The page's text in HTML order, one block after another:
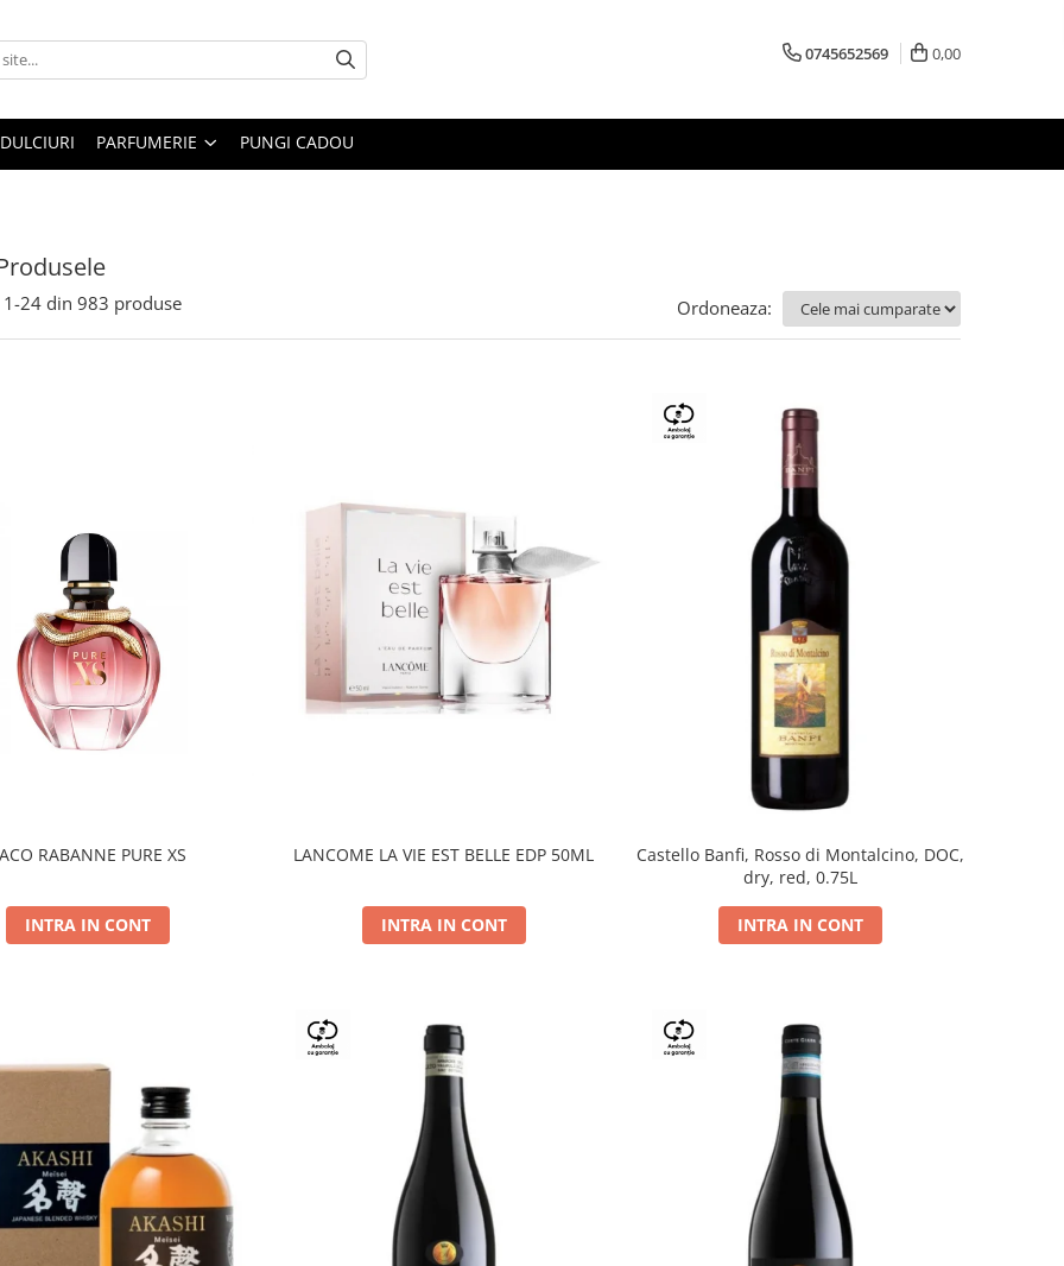
0745652569 0,00
DULCIURI PARFUMERIE PUNGI CADOU
1-24 din 983 produse Ordoneaza:
RABANNE PURE XS
INTRA IN CONT
LANCOME LA VIE EST BELLE EDP 50ML
INTRA IN CONT
Castello Banfi, Rosso di Montalcino, DOC,
dry, red, 0.75L
INTRA IN CONT